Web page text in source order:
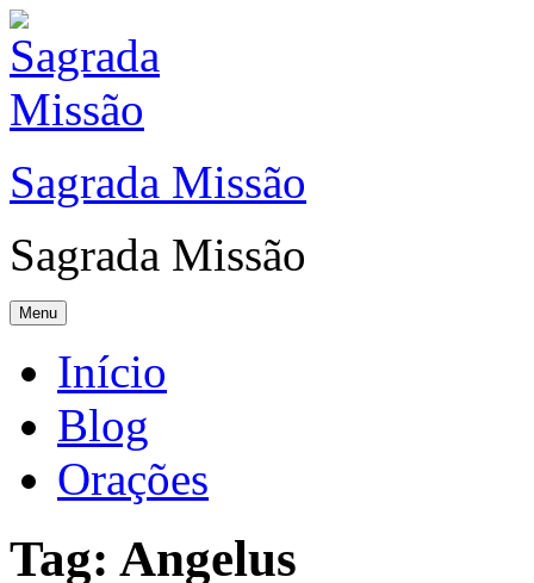
Sagrada Missão
Sagrada Missão
Menu
Início
Blog
Orações
Tag: Angelus